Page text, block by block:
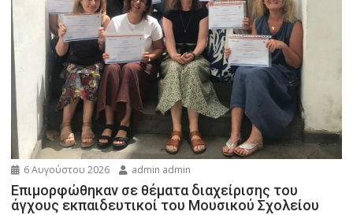
6 Αυγούστου 2026 admin admin
Eπιμορφώθηκαν σε θέματα διαχείρισης του
άγχους εκπαιδευτικοί του Μουσικού Σχολείου